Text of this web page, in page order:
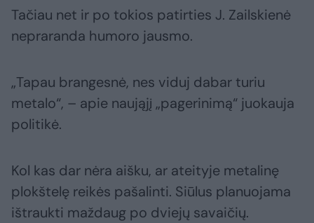
Tačiau net ir po tokios patirties J. Zailskienė
nepraranda humoro jausmo.
„Tapau brangesnė, nes viduj dabar turiu
metalo“, – apie naująjį „pagerinimą“ juokauja
politikė.
Kol kas dar nėra aišku, ar ateityje metalinę
plokštelę reikės pašalinti. Siūlus planuojama
ištraukti maždaug po dviejų savaičių.